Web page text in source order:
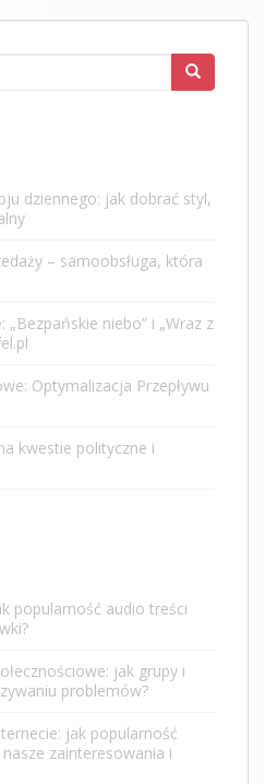
dziennego: jak dobrać styl,
– samoobsługa, która
„Bezpańskie niebo” i „Wraz z
Optymalizacja Przepływu
kwestie polityczne i
popularność audio treści
jak grupy i
problemów?
jak popularność
zainteresowania i